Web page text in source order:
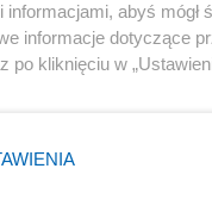
abyś
informacje dotyczące
po kliknięciu w